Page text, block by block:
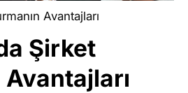
Avantajları
Şirket
Avantajları